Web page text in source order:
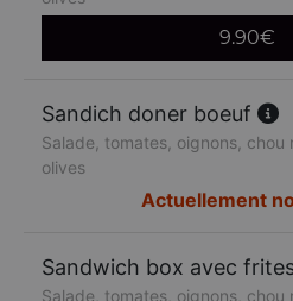
9.90€
Sandich doner boeuf
Salade, tomates, oignons, chou
olives
Actuellement
Sandwich box avec
Salade, tomates, oignons, chou